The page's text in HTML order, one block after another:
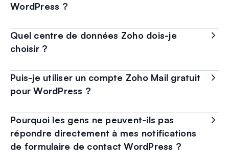
WordPress ?
Quel centre de données Zoho dois-je
choisir ?
Puis-je utiliser un compte Zoho Mail gratuit
pour WordPress ?
Pourquoi les gens ne peuvent-ils pas
répondre directement à mes notifications
de formulaire de contact WordPress ?